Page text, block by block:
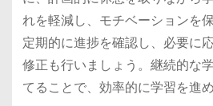
れを軽減し、モチベーションを
定期的に進捗を確認し、必要に
修正も行いましょう。継続的な
てることで、効率的に学習を進